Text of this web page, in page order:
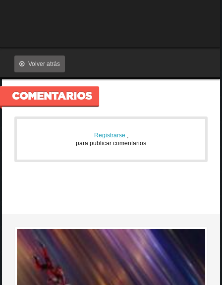
Volver atrás
COMENTARIOS
Registrarse ,
para publicar comentarios